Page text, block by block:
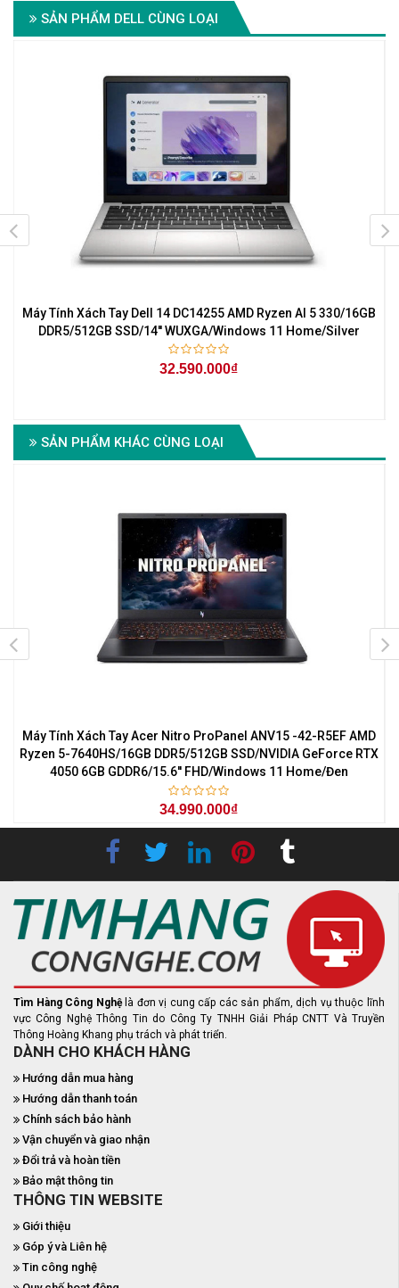
SẢN PHẨM DELL CÙNG LOẠI
Máy Tính Xách Tay Dell 14 DC14255 AMD Ryzen AI 5 330/16GB
DDR5/512GB SSD/14'' WUXGA/Windows 11 Home/Silver
32.590.000₫
SẢN PHẨM KHÁC CÙNG LOẠI
Máy Tính Xách Tay Acer Nitro ProPanel ANV15 -42-R5EF AMD
Ryzen 5-7640HS/16GB DDR5/512GB SSD/NVIDIA GeForce RTX
4050 6GB GDDR6/15.6'' FHD/Windows 11 Home/Đen
34.990.000₫
Tìm Hàng Công Nghệ là đơn vị cung cấp các sản phẩm, dịch vụ thuộc lĩnh
vực Công Nghệ Thông Tin do Công Ty TNHH Giải Pháp CNTT Và Truyền
Thông Hoàng Khang phụ trách và phát triển.
DÀNH CHO KHÁCH HÀNG
Hướng dẫn mua hàng
Hướng dẫn thanh toán
Chính sách bảo hành
Vận chuyển và giao nhận
Đổi trả và hoàn tiền
Bảo mật thông tin
THÔNG TIN WEBSITE
Giới thiệu
Góp ý và Liên hệ
Tin công nghệ